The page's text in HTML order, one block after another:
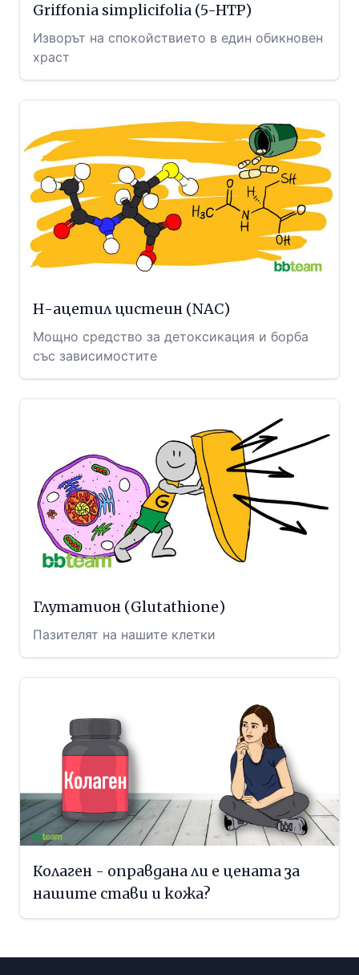
Griffonia simplicifolia (5-HTP)
Изворът на спокойствието в един обикновен
храст
Н-ацетил цистеин (NAC)
Мощно средство за детоксикация и борба
със зависимостите
Глутатион (Glutathione)
Пазителят на нашите клетки
Колаген - оправдана ли е цената за
нашите стави и кожа?